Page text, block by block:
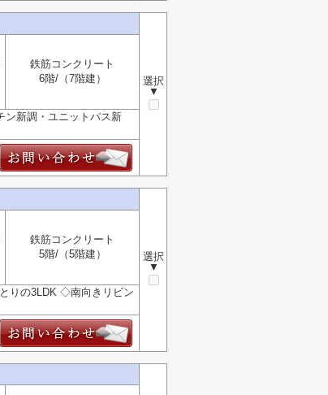
選択
▼
鉄筋コンクリート
6階/（7階建）
新調・ユニットバス新
選択
▼
鉄筋コンクリート
5階/（5階建）
りの3LDK ◇南向きリビン